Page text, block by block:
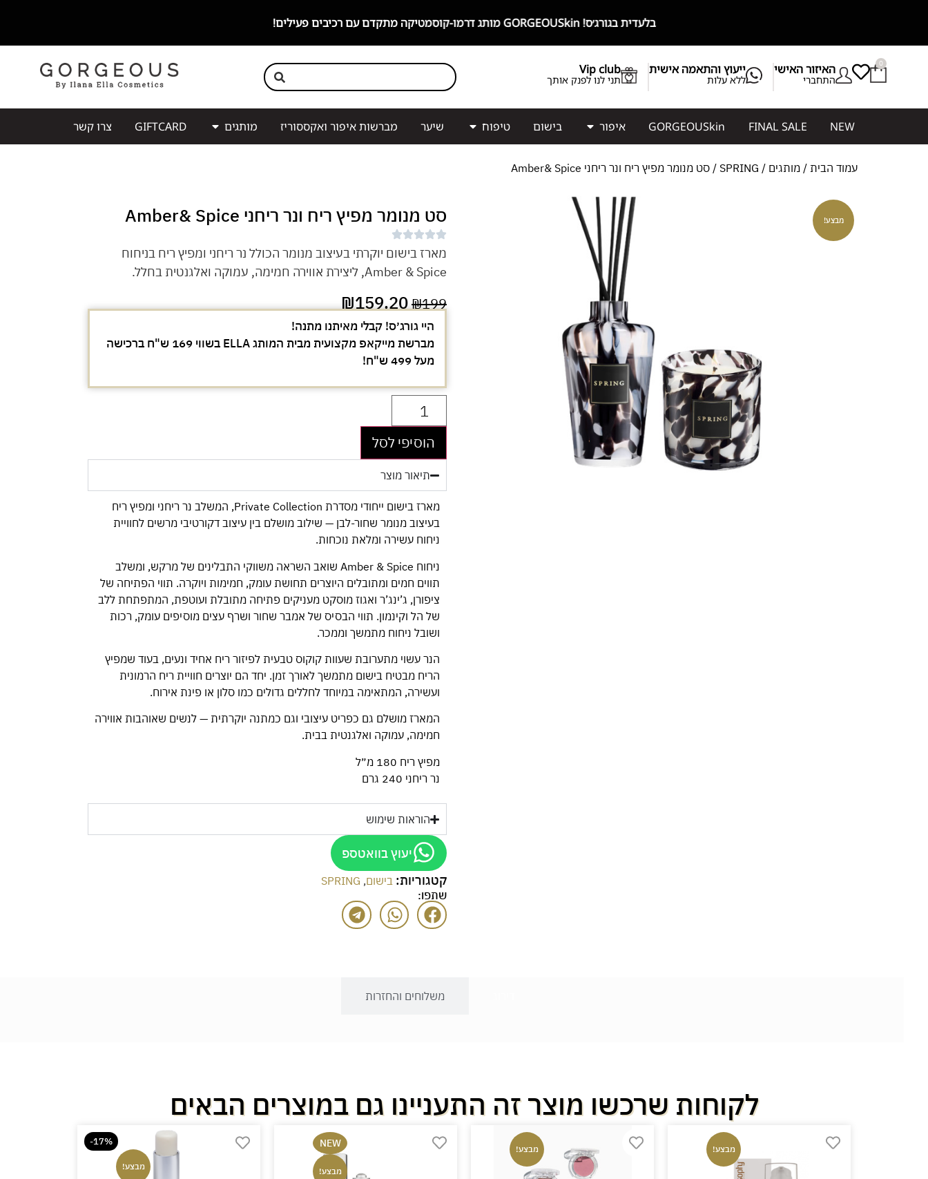
בלעדית בגורג׳ס! GORGEOUSkin מותג דרמו-קוסמטיקה מתקדם עם רכיבים פעילים!
0 האיזור האישי
התחברי
ייעוץ והתאמה אישית
ללא עלות
Vip club
תני לנו לפנק אותך
NEW
FINAL SALE
GORGEOUSkin איפור בישום טיפוח שיער מברשות איפור ואקססוריז מותגים GIFTCARD צרו קשר
עמוד הבית / מותגים /
SPRING / סט מנומר מפיץ ריח ונר ריחני Amber& Spice
מבצע! סט מנומר מפיץ ריח ונר ריחני Amber& Spice
מארז בישום יוקרתי בעיצוב מנומר הכולל נר ריחני ומפיץ ריח בניחוח
Amber & Spice, ליצירת אווירה חמימה, עמוקה ואלגנטית בחלל.
₪199
₪159.20
היי גורג׳ס! קבלי מאיתנו מתנה!
מברשת מייקאפ מקצועית מבית המותג ELLA בשווי 169 ש"ח ברכישה
מעל 499 ש"ח!
הוסיפי לסל
תיאור מוצר
מארז בישום ייחודי מסדרת Private Collection, המשלב נר ריחני ומפיץ ריח
בעיצוב מנומר שחור-לבן — שילוב מושלם בין עיצוב דקורטיבי מרשים לחוויית
ניחוח עשירה ומלאת נוכחות.
ניחוח Amber & Spice שואב השראה משווקי התבלינים של מרקש, ומשלב
תווים חמים ומתובלים היוצרים תחושת עומק, חמימות ויוקרה. תווי הפתיחה של
ציפורן, ג’ינג’ר ואגוז מוסקט מעניקים פתיחה מתובלת ועוטפת, המתפתחת ללב
של הל וקינמון. תווי הבסיס של אמבר שחור ושרף עצים מוסיפים עומק, רכות
ושובל ניחוח מתמשך וממכר.
הנר עשוי מתערובת שעוות קוקוס טבעית לפיזור ריח אחיד ונעים, בעוד שמפיץ
הריח מבטיח בישום מתמשך לאורך זמן. יחד הם יוצרים חוויית ריח הרמונית
ועשירה, המתאימה במיוחד לחללים גדולים כמו סלון או פינת אירוח.
המארז מושלם גם כפריט עיצובי וגם כמתנה יוקרתית — לנשים שאוהבות אווירה
חמימה, עמוקה ואלגנטית בבית.
מפיץ ריח 180 מ״ל
נר ריחני 240 גרם
הוראות שימוש
יעוץ בוואטספ
קטגוריות: בישום,
SPRING
שתפו:
משלוחים והחזרות
לקוחות שרכשו מוצר זה התעניינו גם במוצרים הבאים
מבצע! מבצע! NEW
מבצע!
-17%
מבצע!